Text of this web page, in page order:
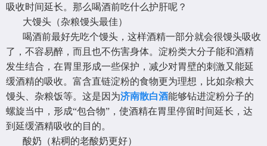
吸收时间延长。那么喝酒前吃什么护肝呢？
大馒头（杂粮馒头最佳）
喝酒前最好先吃个馒头，这样酒精一部分就会很馒头吸收
了，不容易醉，而且也不伤害身体。淀粉类大分子能和酒精
发生结合，在胃里形成一些保护，减少对胃壁的刺激又能延
缓酒精的吸收。富含直链淀粉的食物更为理想，比如杂粮大
馒头、杂粮饭等。这是因为济南散白酒能够钻进淀粉分子的
螺旋当中，形成“包合物”，使酒精在胃里停留时间延长，达
到延缓酒精吸收的目的。
酸奶（粘稠的老酸奶更好）